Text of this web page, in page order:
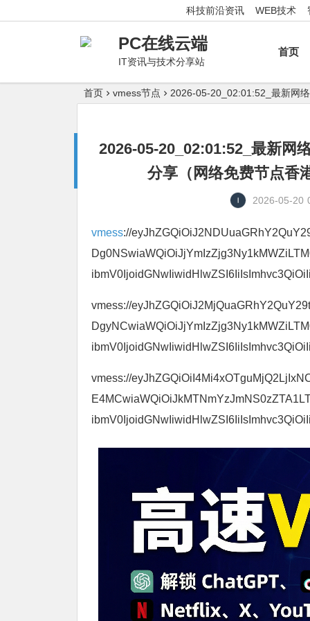
科技前沿资讯 WEB技术
PC在线云端
IT资讯与技术分享站
首页
首页 vmess节点 2026-05-20_02:01:52_最新网
2026-05-20_02:01:52_最新
分享（网络免费节点香
2026-05-20
vmess://
vmess://
vmess://